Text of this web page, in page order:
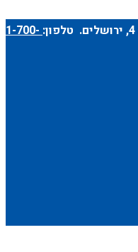
, ירושלים. טלפון: 1-700-